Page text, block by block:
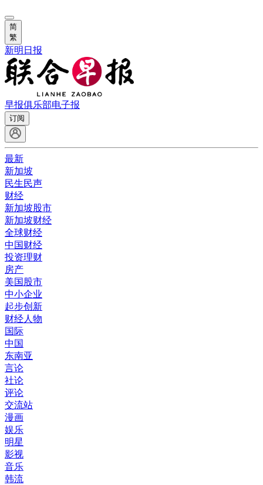
简
繁
新明日报
早报俱乐部电子报
订阅
最新
新加坡
民生民声
财经
新加坡股市
新加坡财经
全球财经
中国财经
投资理财
房产
美国股市
中小企业
起步创新
财经人物
国际
中国
东南亚
言论
社论
评论
交流站
漫画
娱乐
明星
影视
音乐
韩流